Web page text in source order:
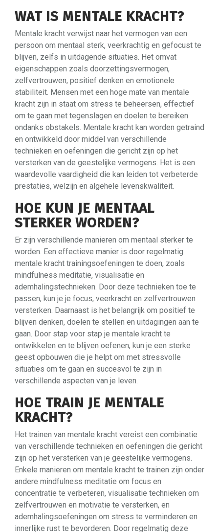
WAT IS MENTALE KRACHT?
Mentale kracht verwijst naar het vermogen van een
persoon om mentaal sterk, veerkrachtig en gefocust te
blijven, zelfs in uitdagende situaties. Het omvat
eigenschappen zoals doorzettingsvermogen,
zelfvertrouwen, positief denken en emotionele
stabiliteit. Mensen met een hoge mate van mentale
kracht zijn in staat om stress te beheersen, effectief
om te gaan met tegenslagen en doelen te bereiken
ondanks obstakels. Mentale kracht kan worden getraind
en ontwikkeld door middel van verschillende
technieken en oefeningen die gericht zijn op het
versterken van de geestelijke vermogens. Het is een
waardevolle vaardigheid die kan leiden tot verbeterde
prestaties, welzijn en algehele levenskwaliteit.
HOE KUN JE MENTAAL
STERKER WORDEN?
Er zijn verschillende manieren om mentaal sterker te
worden. Een effectieve manier is door regelmatig
mentale kracht trainingsoefeningen te doen, zoals
mindfulness meditatie, visualisatie en
ademhalingstechnieken. Door deze technieken toe te
passen, kun je je focus, veerkracht en zelfvertrouwen
versterken. Daarnaast is het belangrijk om positief te
blijven denken, doelen te stellen en uitdagingen aan te
gaan. Door stap voor stap je mentale kracht te
ontwikkelen en te blijven oefenen, kun je een sterke
geest opbouwen die je helpt om met stressvolle
situaties om te gaan en succesvol te zijn in
verschillende aspecten van je leven.
HOE TRAIN JE MENTALE
KRACHT?
Het trainen van mentale kracht vereist een combinatie
van verschillende technieken en oefeningen die gericht
zijn op het versterken van je geestelijke vermogens.
Enkele manieren om mentale kracht te trainen zijn onder
andere mindfulness meditatie om focus en
concentratie te verbeteren, visualisatie technieken om
zelfvertrouwen en motivatie te versterken, en
ademhalingsoefeningen om stress te verminderen en
innerlijke rust te bevorderen. Door regelmatig deze